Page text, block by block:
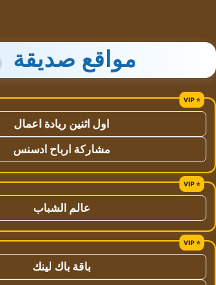
مواقع صديقة
اول اثنين ريادة اعمال
مشاركة ارباح ادسنس
عالم الشباب
باقة باك لينك